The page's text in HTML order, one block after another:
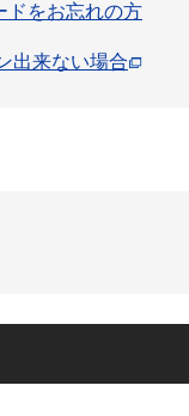
ドをお忘れの方
出来ない場合